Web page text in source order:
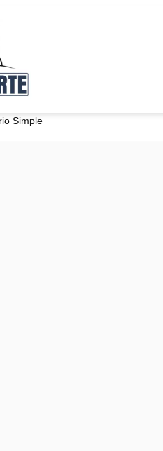
Simple